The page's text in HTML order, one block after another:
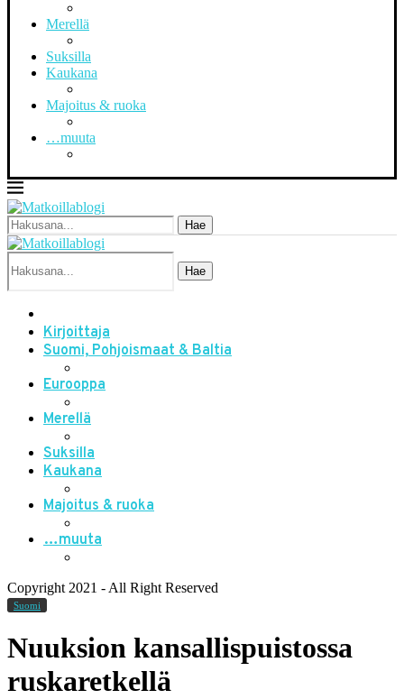
Merellä
Suksilla
Kaukana
Majoitus & ruoka
…muuta
Hae
Hae
Kirjoittaja
Suomi, Pohjoismaat & Baltia
Eurooppa
Merellä
Suksilla
Kaukana
Majoitus & ruoka
…muuta
Copyright 2021 - All Right Reserved
Suomi
Nuuksion kansallispuistossa
ruskaretkellä